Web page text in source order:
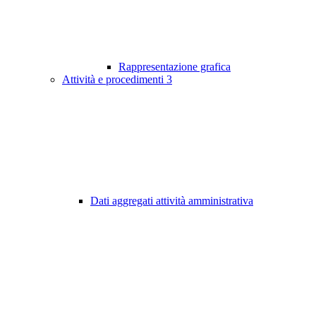
Rappresentazione grafica
Attività e procedimenti 3
Dati aggregati attività amministrativa